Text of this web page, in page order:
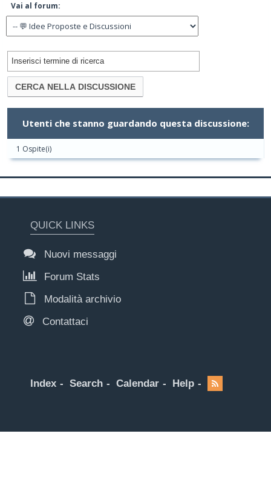
Vai al forum:
Utenti che stanno guardando questa discussione:
1 Ospite(i)
QUICK LINKS
Nuovi messaggi
Forum Stats
Modalità archivio
Contattaci
Index Search Calendar Help